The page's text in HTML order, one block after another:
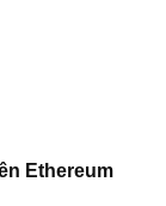
Ethereum